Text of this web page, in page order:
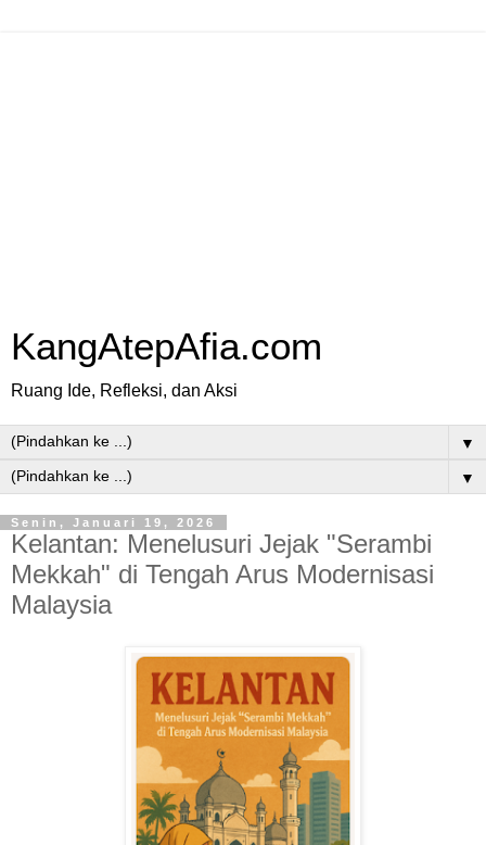
KangAtepAfia.com
Ruang Ide, Refleksi, dan Aksi
▼
▼
Senin, Januari 19, 2026
Kelantan: Menelusuri Jejak "Serambi
Mekkah" di Tengah Arus Modernisasi
Malaysia